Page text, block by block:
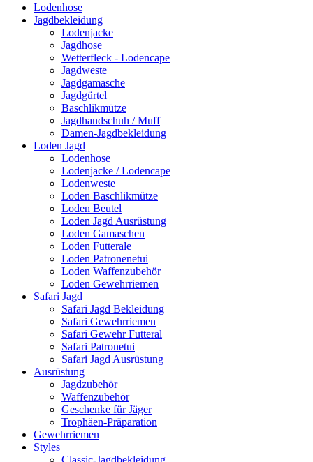
Lodenhose
Jagdbekleidung
Lodenjacke
Jagdhose
Wetterfleck - Lodencape
Jagdweste
Jagdgamasche
Jagdgürtel
Baschlikmütze
Jagdhandschuh / Muff
Damen-Jagdbekleidung
Loden Jagd
Lodenhose
Lodenjacke / Lodencape
Lodenweste
Loden Baschlikmütze
Loden Beutel
Loden Jagd Ausrüstung
Loden Gamaschen
Loden Futterale
Loden Patronenetui
Loden Waffenzubehör
Loden Gewehrriemen
Safari Jagd
Safari Jagd Bekleidung
Safari Gewehrriemen
Safari Gewehr Futteral
Safari Patronetui
Safari Jagd Ausrüstung
Ausrüstung
Jagdzubehör
Waffenzubehör
Geschenke für Jäger
Trophäen-Präparation
Gewehrriemen
Styles
Classic-Jagdbekleidung